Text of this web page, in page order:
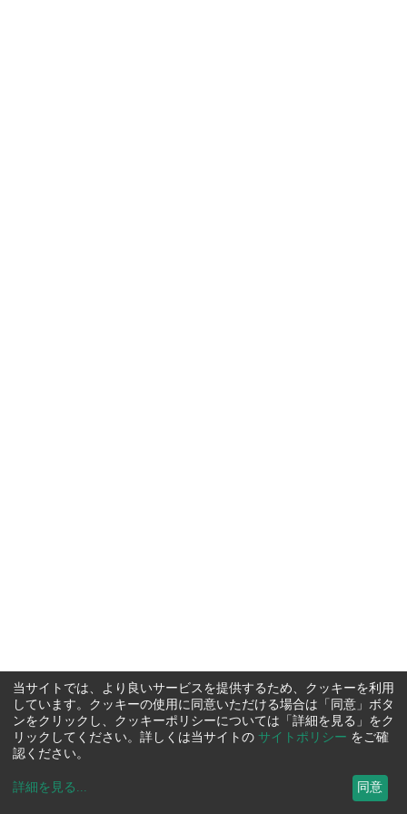
当サイトでは、より良いサービスを提供するため、クッキーを利用
しています。クッキーの使用に同意いただける場合は「同意」ボタ
ンをクリックし、クッキーポリシーについては「詳細を見る」をク
リックしてください。詳しくは当サイトの サイトポリシー をご確
認ください。
詳細を見る ... 同意